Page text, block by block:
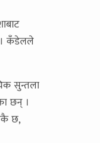
। कँडेलले
सुन्तला
छन् ।
छ,